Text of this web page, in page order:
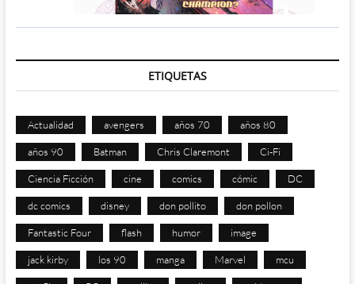
ETIQUETAS
Actualidad avengers años 70 años 80
años 90 Batman Chris Claremont Ci-Fi
Ciencia Ficción cine comics cómic DC
dc comics disney don pollito don pollon
Fantastic Four flash humor image
jack kirby los 90 manga Marvel mcu